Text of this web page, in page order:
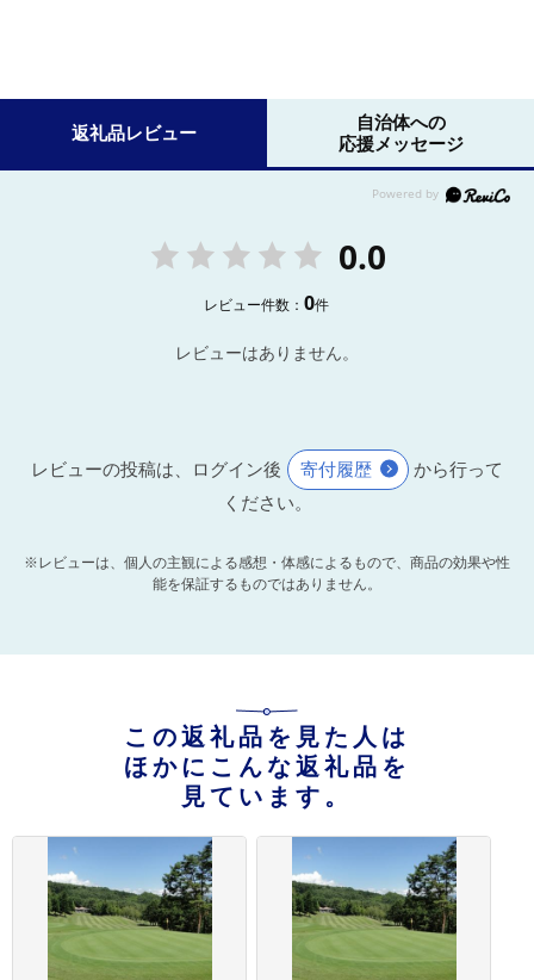
返礼品レビュー
自治体への
応援メッセージ
0.0
レビュー件数：0件
レビューはありません。
レビューの投稿は、ログイン後 寄付履歴
から行って
ください。
※レビューは、個人の主観による感想・体感によるもので、商品の効果や性
能を保証するものではありません。
この返礼品を見た人は
ほかにこんな返礼品を
見ています。